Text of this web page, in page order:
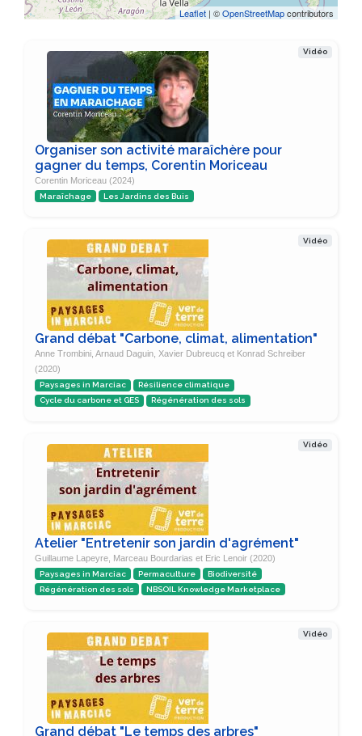
Leaflet | ©OpenStreetMapcontributors
Vidéo
Organiser son activité maraîchère pour
gagner du temps, Corentin Moriceau
Corentin Moriceau (2024)
Maraîchage Les Jardins des Buis
Vidéo
Grand débat "Carbone, climat, alimentation"
Anne Trombini, Arnaud Daguin, Xavier Dubreucq et Konrad Schreiber
(2020)
Paysages in Marciac
Résilience climatique
Cycle du carbone et GES
Régénération des sols
Vidéo
Atelier "Entretenir son jardin d'agrément"
Guillaume Lapeyre, Marceau Bourdarias et Eric Lenoir (2020)
Paysages in Marciac Permaculture
Biodiversité
Régénération des sols
NBSOIL Knowledge Marketplace
Vidéo
Grand débat "Le temps des arbres"